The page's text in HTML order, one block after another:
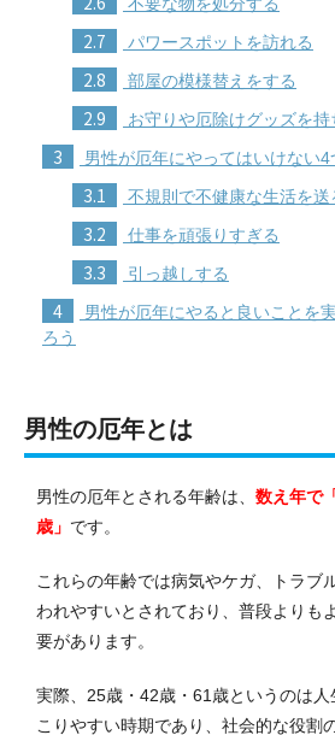
2.7 パワースポットを訪れる
2.8 部屋の模様替えをする
2.9 お守りや厄除けグッズを持
3 男性が厄年にやってはいけない4
3.1 不規則で不健康な生活を送
3.2 仕事を頑張りすぎる
3.3 引っ越しする
4
男性が厄年にやると良いことを
ろう
男性の厄年とは
男性の厄年とされる年齢は、 数え年で
歳」 です。
これらの年齢では病気やケガ、トラブ
われやすいとされており、普段よりも
要があります。
実際、25歳・42歳・61歳というのは
こりやすい時期であり、社会的な役割